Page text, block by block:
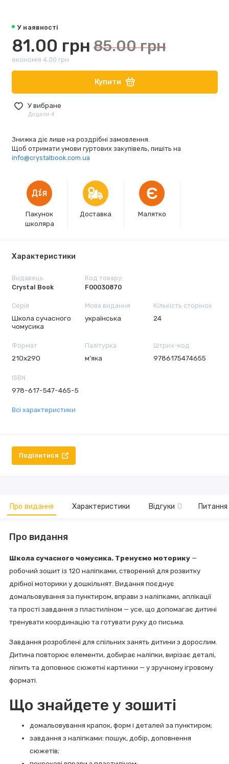
У наявності
81.00 грн 85.00 грн
економія 4.00 грн
Купити
У вибране
Додали 4
Знижка діє лише на роздрібні замовлення.
Щоб отримати умови гуртових закупівель, пишіть на
info@crystalbook.com.ua
Пакунок
школяра
Доставка
Є
Малятко
Характеристики
Видавець
Crystal Book
Код товару:
F00030870
Серія
Школа сучасного
чомусика
Мова видання
українська
Кількість сторінок
24
Формат
210х290
Палітурка
м'яка
Штрих-код
9786175474655
ISBN
978-617-547-465-5
Всі характеристики
Поділитися
Про видання Характеристики Відгуки 0 Питання
Про видання
Школа сучасного чомусика. Тренуємо моторику —
робочий зошит із 120 наліпками, створений для розвитку
дрібної моторики у дошкільнят. Видання поєднує
домальовування за пунктиром, вправи з наліпками, аплікації
та прості завдання з пластиліном — усе, що допомагає дитині
тренувати координацію та готувати руку до письма.
Завдання розроблені для спільних занять дитини з дорослим.
Дитина повторює елементи, добирає наліпки, вирізає деталі,
ліпить та доповнює сюжетні картинки — у зручному ігровому
форматі.
Що знайдете у зошиті
домальовування крапок, форм і деталей за пунктиром;
завдання з наліпками: пошук, добір, доповнення
сюжетів;